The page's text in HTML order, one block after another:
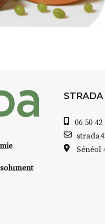
programme :
: rendez-vous au point de
si le temps se gâte : un
de continuer à créer.
partir de 90€/jour(soit 270€
8 personnes – sans
pour l’accompagnement et
STRADA
06 50 42
Sénéol